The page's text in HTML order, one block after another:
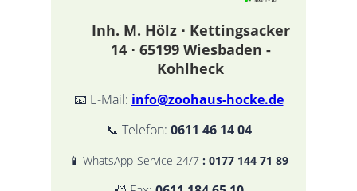
Inh. M. Hölz ⋅ Kettingsacker
14 ⋅ 65199 Wiesbaden -
Kohlheck
📧 E-Mail: info@zoohaus-hocke.de
📞 Telefon: 0611 46 14 04
📱 WhatsApp-Service 24/7 : 0177 144 71 89